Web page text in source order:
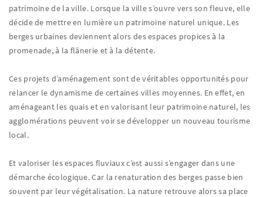
patrimoine de la ville. Lorsque la ville s’ouvre vers son fleuve, elle
décide de mettre en lumière un patrimoine naturel unique. Les
berges urbaines deviennent alors des espaces propices à la
promenade, à la flânerie et à la détente.
Ces projets d’aménagement sont de véritables opportunités pour
relancer le dynamisme de certaines villes moyennes. En effet, en
aménageant les quais et en valorisant leur patrimoine naturel, les
agglomérations peuvent voir se développer un nouveau tourisme
local.
Et valoriser les espaces fluviaux c’est aussi s’engager dans une
démarche écologique. Car la renaturation des berges passe bien
souvent par leur végétalisation. La nature retrouve alors sa place